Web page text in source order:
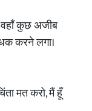
वहाँ कुछ अजीब
करने लगा।
मत करो, मैं हूँ